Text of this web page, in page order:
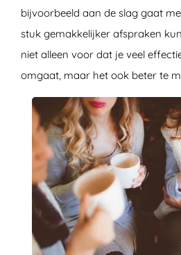
bijvoorbeeld aan de slag gaat
stuk gemakkelijker afspraken
niet alleen voor dat je veel
omgaat, maar het ook beter te